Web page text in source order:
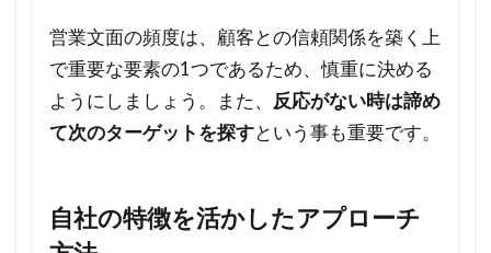
5
よ
く
る
問
営業文面の頻度は、顧客との信頼関係を築く上
で重要な要素の1つであるため、慎重に決める
ようにしましょう。また、 反応がない時は諦め
て次のターゲットを探すという事も重要です。
自社の特徴を活かしたアプローチ